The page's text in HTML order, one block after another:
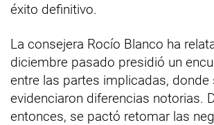
éxito definitivo.
La consejera Rocío Blanco ha
diciembre pasado presidió un
entre las partes implicadas, donde
evidenciaron diferencias notorias.
entonces, se pactó retomar las